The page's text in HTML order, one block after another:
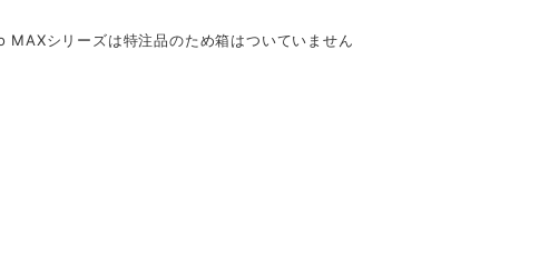
シリーズは特注品のため箱はついていません